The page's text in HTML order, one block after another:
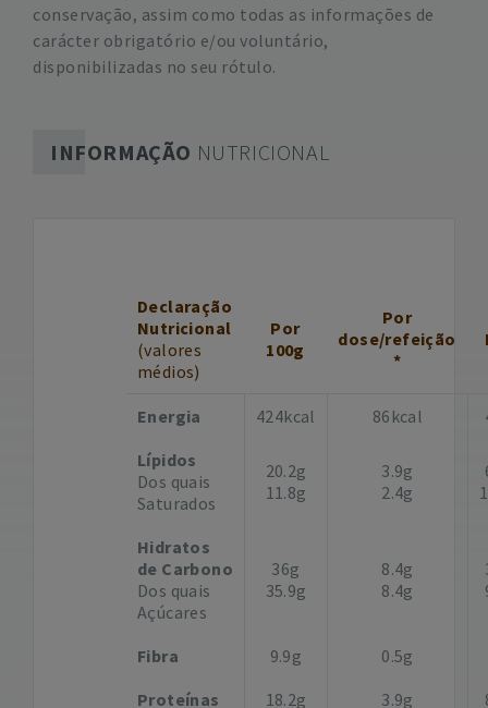
conservação, assim como todas as informações de
carácter obrigatório e/ou voluntário,
disponibilizadas no seu rótulo.
INFORMAÇÃO NUTRICIONAL
Declaração
Nutricional
(valores
médios)
Por
100g
Por
dose/refeição
*
Energia 424kcal 86kcal
Lípidos
Dos quais
Saturados
20.2g
11.8g
3.9g
2.4g
Hidratos
de Carbono
Dos quais
Açúcares
36g
35.9g
8.4g
8.4g
Fibra 9.9g
0.5g
Proteínas
18.2g 3.9g